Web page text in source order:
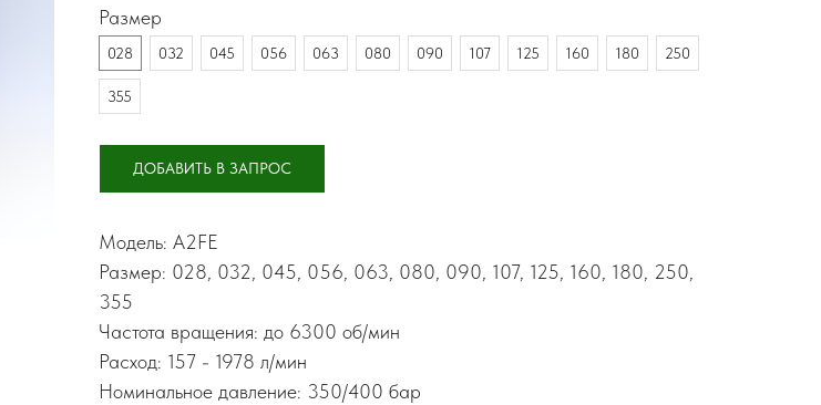
Размер
028 032 045 056 063 080 090 107 125 160 180 250
355
ДОБАВИТЬ В ЗАПРОС
Модель: A2FE
Размер: 028, 032, 045, 056, 063, 080, 090, 107, 125, 160, 180, 250,
355
Частота вращения: до 6300 об/мин
Расход: 157 - 1978 л/мин
Номинальное давление: 350/400 бар